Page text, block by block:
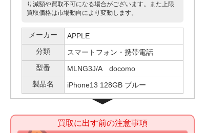
り減額や買取不可になる場合がございます。また上限
買取価格は市場動向により変動します。
メーカー
APPLE
分類
スマートフォン・携帯電話
型番
MLNG3J/A docomo
製品名
iPhone13 128GB ブルー
買取に出す前の注意事項